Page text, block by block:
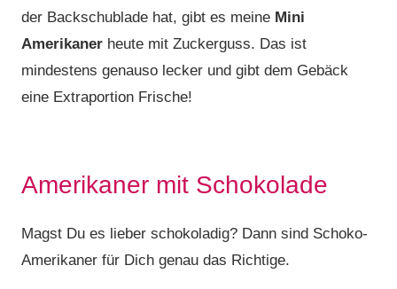
der Backschublade hat, gibt es meine Mini
Amerikaner heute mit Zuckerguss. Das ist
mindestens genauso lecker und gibt dem Gebäck
eine Extraportion Frische!
Amerikaner mit Schokolade
Magst Du es lieber schokoladig? Dann sind Schoko-
Amerikaner für Dich genau das Richtige.